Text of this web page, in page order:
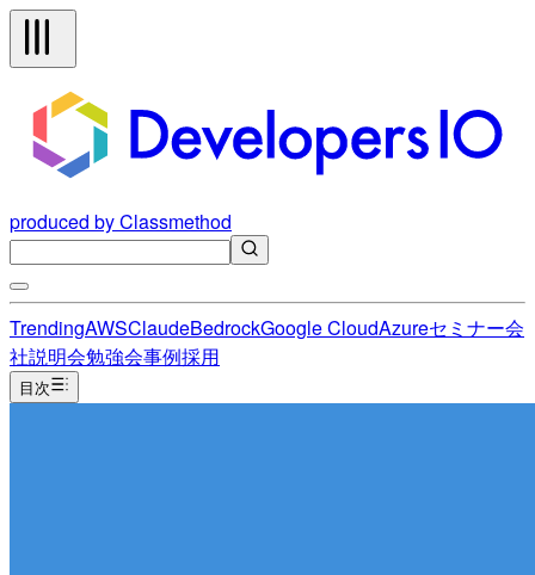
produced by Classmethod
TrendingAWSClaudeBedrockGoogle CloudAzureセミナー会
社説明会勉強会事例採用
目次